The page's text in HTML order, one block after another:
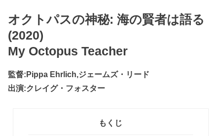
オクトパスの神秘: 海の賢者は語る
(2020)
My Octopus Teacher
監督:Pippa Ehrlich,ジェームズ・リード
出演:クレイグ・フォスター
もくじ